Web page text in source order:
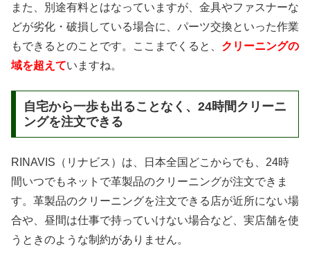
また、別途有料とはなっていますが、金具やファスナーな
どが劣化・破損している場合に、パーツ交換といった作業
もできるとのことです。ここまでくると、 クリーニングの
域を超えていますね。
自宅から一歩も出ることなく、24時間クリーニ
ングを注文できる
RINAVIS（リナビス）は、日本全国どこからでも、24時
間いつでもネットで革製品のクリーニングが注文できま
す。革製品のクリーニングを注文できる店が近所にない場
合や、昼間は仕事で持っていけない場合など、実店舗を使
うときのような制約がありません。